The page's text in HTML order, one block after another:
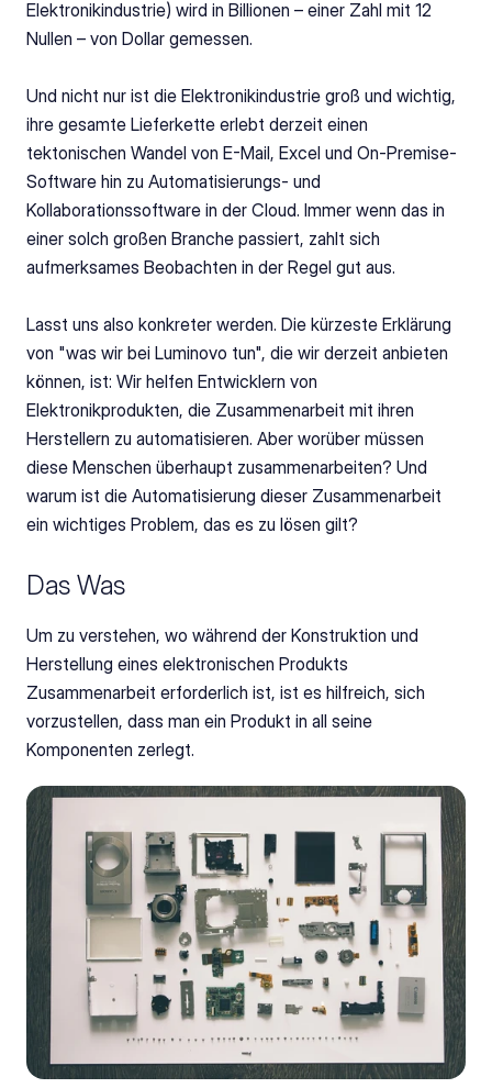
Elektronikindustrie) wird in Billionen – einer Zahl mit 12
Nullen – von Dollar gemessen.
Und nicht nur ist die Elektronikindustrie groß und wichtig,
ihre gesamte Lieferkette erlebt derzeit einen
tektonischen Wandel von E-Mail, Excel und On-Premise-
Software hin zu Automatisierungs- und
Kollaborationssoftware in der Cloud. Immer wenn das in
einer solch großen Branche passiert, zahlt sich
aufmerksames Beobachten in der Regel gut aus.
Lasst uns also konkreter werden. Die kürzeste Erklärung
von "was wir bei Luminovo tun", die wir derzeit anbieten
können, ist: Wir helfen Entwicklern von
Elektronikprodukten, die Zusammenarbeit mit ihren
Herstellern zu automatisieren. Aber worüber müssen
diese Menschen überhaupt zusammenarbeiten? Und
warum ist die Automatisierung dieser Zusammenarbeit
ein wichtiges Problem, das es zu lösen gilt?
Das Was
Um zu verstehen, wo während der Konstruktion und
Herstellung eines elektronischen Produkts
Zusammenarbeit erforderlich ist, ist es hilfreich, sich
vorzustellen, dass man ein Produkt in all seine
Komponenten zerlegt.